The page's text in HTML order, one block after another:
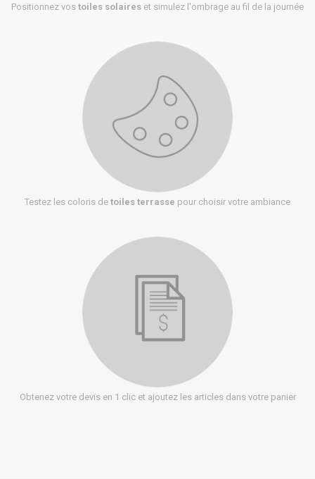
Positionnez vos toiles solaires et simulez l'ombrage au fil de la journée
Testez les coloris de toiles terrasse pour choisir votre ambiance
Obtenez votre devis en 1 clic et ajoutez les articles dans votre panier